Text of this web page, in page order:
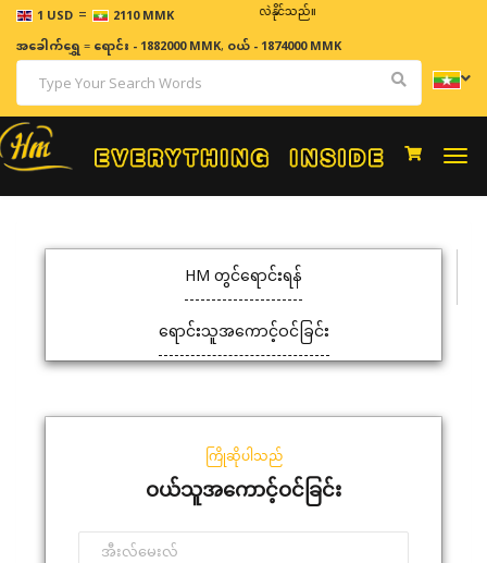
1 USD = 2110 MMK
ဈေးနှုန်းများသည် အချိန်နှင့် အမျှပြောင်းလဲနိုင်သည်။
အခေါက်ရွှေ=ရောင်း - 1882000 MMK, ဝယ် - 1874000 MMK
HM တွင်ရောင်းရန်
ရောင်းသူအကောင့်ဝင်ခြင်း
ကြိုဆိုပါသည်
ဝယ်သူအကောင့်ဝင်ခြင်း